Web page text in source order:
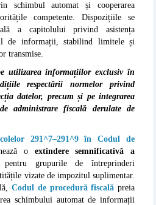
schimbul automat și cooperarea
competente. Dispozițiile se
a capitolului privind asistența
de informații, stabilind limitele și
transmise.
informațiilor exclusiv în
respectării normelor privind
datelor, precum și pe integrarea
administrare fiscală derulate de
291^7–291^9 în Codul de
o extindere semnificativă a
grupurile de întreprinderi
vizate de impozitul suplimentar.
Codul de procedură fiscală preia
schimbului automat de informații